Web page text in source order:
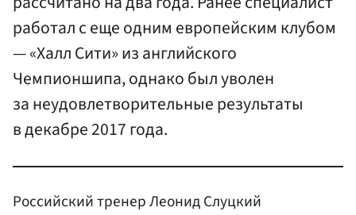
работал с еще одним европейским клубом
— «Халл Сити» из английского
Чемпионшипа, однако был уволен
за неудовлетворительные результаты
в декабре 2017 года.
Российский тренер Леонид Слуцкий